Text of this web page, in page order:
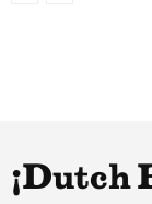
¡Dutch